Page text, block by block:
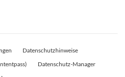
Datenschutzhinweise
Datenschutz-Manager